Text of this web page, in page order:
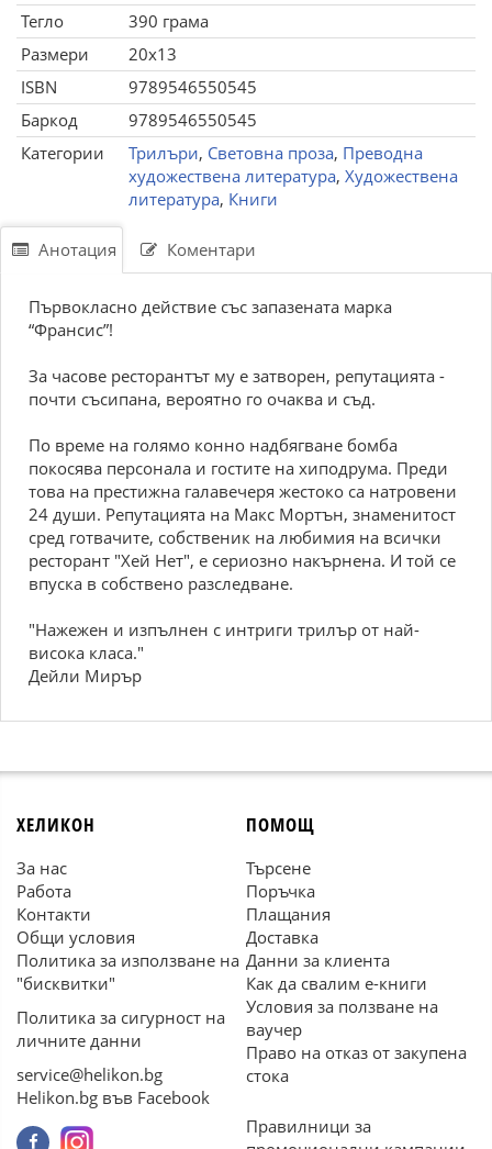
Тегло
390 грама
Размери
20x13
ISBN
9789546550545
Баркод
9789546550545
Категории
Трилъри, Световна проза, Преводна
художествена литература, Художествена
литература, Книги
Анотация Коментари
Първокласно действие със запазената марка
“Франсис”!
За часове ресторантът му е затворен, репутацията -
почти съсипана, вероятно го очаква и съд.
По време на голямо конно надбягване бомба
покосява персонала и гостите на хиподрума. Преди
това на престижна галавечеря жестоко са натровени
24 души. Репутацията на Макс Мортън, знаменитост
сред готвачите, собственик на любимия на всички
ресторант "Хей Нет", е сериозно накърнена. И той се
впуска в собствено разследване.
"Нажежен и изпълнен с интриги трилър от най-
висока класа."
Дейли Мирър
ХЕЛИКОН
За нас
Работа
Контакти
Общи условия
Политика за използване на
"бисквитки"
Политика за сигурност на
личните данни
service@helikon.bg
Helikon.bg във Facebook
ПОМОЩ
Търсене
Поръчка
Плащания
Доставка
Данни за клиента
Как да свалим е-книги
Условия за ползване на
ваучер
Право на отказ от закупена
стока
Правилници за